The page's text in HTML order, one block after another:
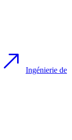
Ingénierie de